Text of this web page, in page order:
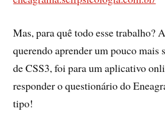
Mas, para quê todo esse trabalho?
querendo aprender um pouco mais
de CSS3, foi para um aplicativo
responder o questionário do
tipo!